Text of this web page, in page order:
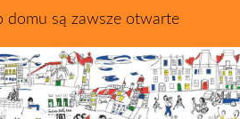
domu są zawsze otwarte